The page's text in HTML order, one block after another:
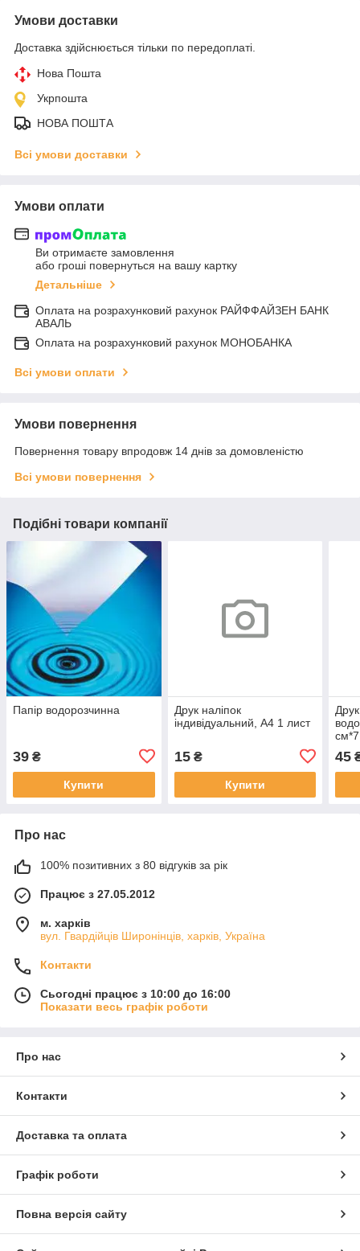
Умови доставки
Доставка здійснюється тільки по передоплаті.
Нова Пошта
Укрпошта
НОВА ПОШТА
Всі умови доставки
Умови оплати
Ви отримаєте замовлення
або гроші повернуться на вашу картку
Детальніше
Оплата на розрахунковий рахунок РАЙФФАЙЗЕН БАНК
АВАЛЬ
Оплата на розрахунковий рахунок МОНОБАНКА
Всі умови оплати
Умови повернення
Повернення товару впродовж 14 днів за домовленістю
Всі умови повернення
Подібні товари компанії
Папір водорозчинна
39 ₴
Купити
Друк наліпок
індивідуальний, А4 1 лист
15₴
Купити
45
Про нас
100% позитивних з 80 відгуків за рік
Працює з 27.05.2012
м. харків
вул. Гвардійців Широнінців, харків, Україна
Контакти
Сьогодні працює з 10:00 до 16:00
Показати весь графік роботи
Про нас
Контакти
Доставка та оплата
Графік роботи
Повна версія сайту